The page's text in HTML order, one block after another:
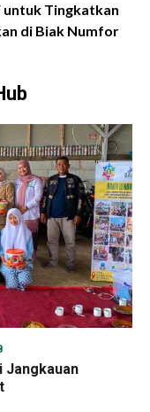
untuk Tingkatkan
di Biak Numfor
Jangkauan